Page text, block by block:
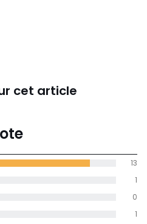
cet article
moyenne
sur
1
0
1
13